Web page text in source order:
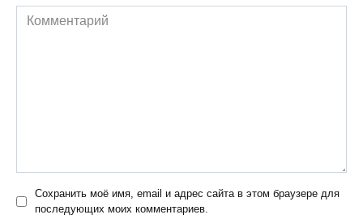
Комментарий
Сохранить моё имя, email и адрес сайта в этом браузере для
последующих моих комментариев.